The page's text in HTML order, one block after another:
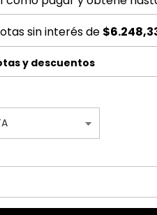
sin interés de
y descuentos